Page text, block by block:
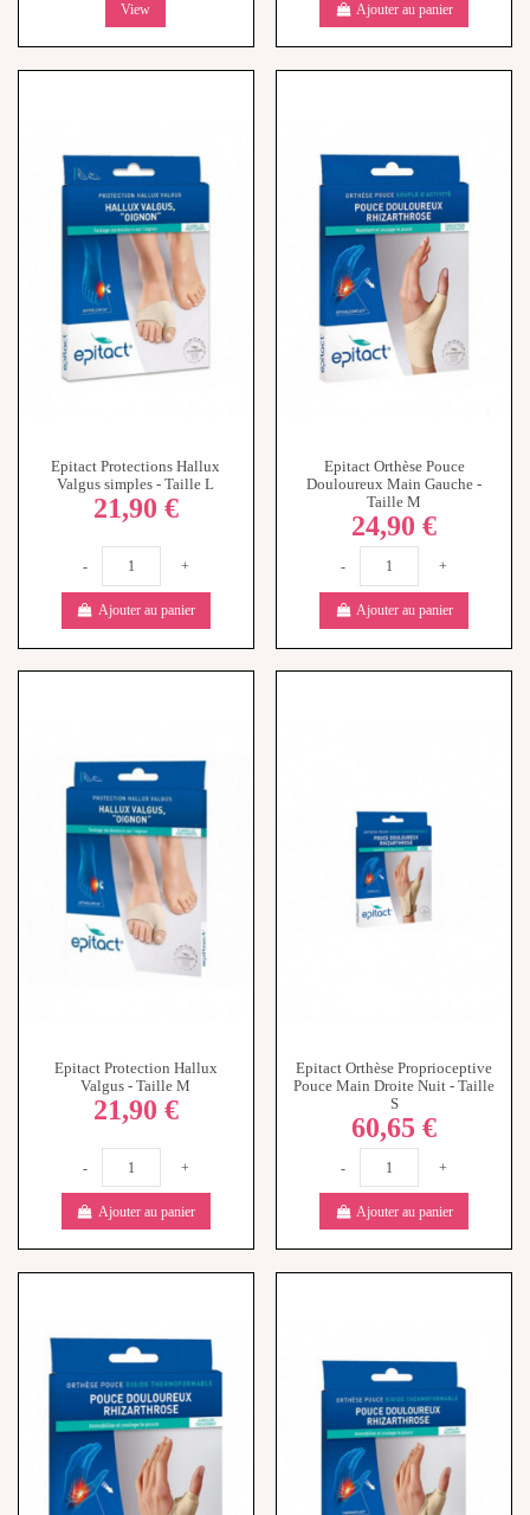
View Ajouter au panier
Epitact Protections Hallux
Valgus simples - Taille L
21,90 €
- +
Ajouter au panier
Epitact Orthèse Pouce
Douloureux Main Gauche -
Taille M
24,90 €
- +
Ajouter au panier
Epitact Protection Hallux
Valgus - Taille M
21,90 €
- +
Ajouter au panier
Epitact Orthèse Proprioceptive
Pouce Main Droite Nuit - Taille
S
60,65 €
- +
Ajouter au panier